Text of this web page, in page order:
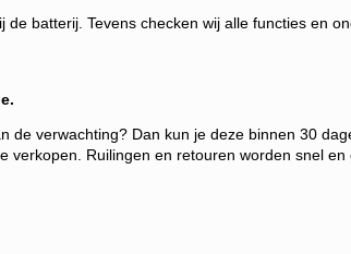
batterij. Tevens checken wij alle functies en
de verwachting? Dan kun je deze binnen 30
verkopen. Ruilingen en retouren worden snel en